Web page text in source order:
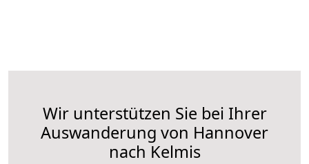
Wir unterstützen Sie bei Ihrer
Auswanderung von Hannover
nach Kelmis